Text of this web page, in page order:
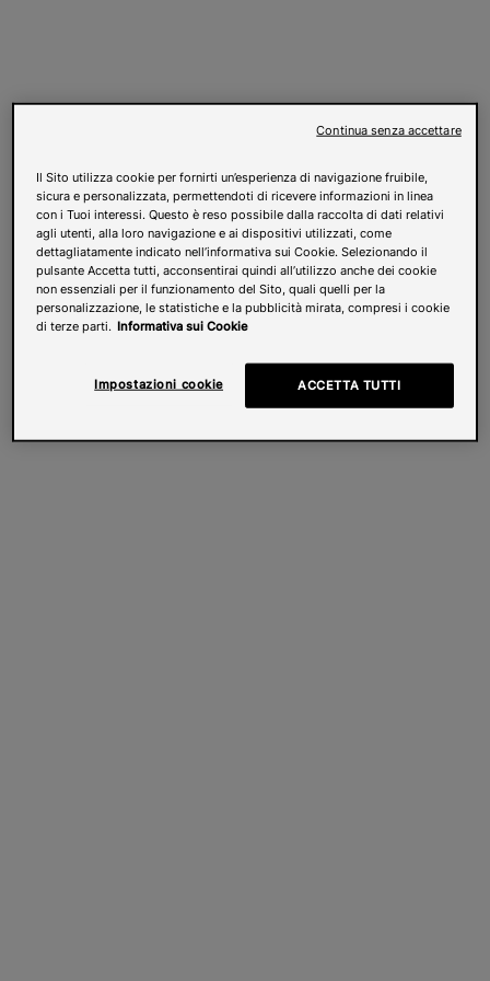
Il Sito utilizza cookie per fornirti un’esperienza di navigazione fruibile,
sicura e personalizzata, permettendoti di ricevere informazioni in linea
con i Tuoi interessi. Questo è reso possibile dalla raccolta di dati relativi
agli utenti, alla loro navigazione e ai dispositivi utilizzati, come
dettagliatamente indicato nell’informativa sui Cookie. Selezionando il
pulsante Accetta tutti, acconsentirai quindi all’utilizzo anche dei cookie
non essenziali per il funzionamento del Sito, quali quelli per la
personalizzazione, le statistiche e la pubblicità mirata, compresi i cookie
di terze parti. Informativa sui Cookie
Impostazioni cookie ACCETTA TUTTI
Continua senza accettare